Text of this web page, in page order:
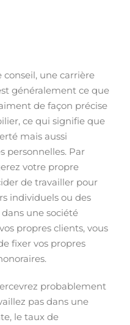
une carrière
généralement ce que
de façon précise
ce qui signifie que
mais aussi
personnelles. Par
votre propre
de travailler pour
individuels ou des
une société
propres clients, vous
fixer vos propres
probablement
pas dans une
le taux de